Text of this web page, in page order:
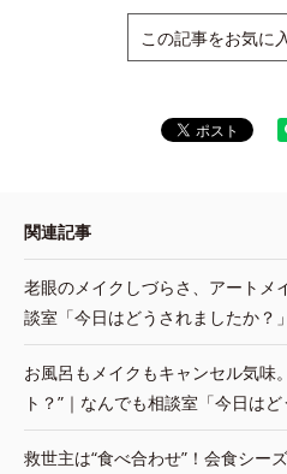
この記事をお気に
関連記事
老眼のメイクしづらさ、アートメ
談室「今日はどうされましたか？
お風呂もメイクもキャンセル気味
ト？”｜なんでも相談室「今日は
救世主は“食べ合わせ”！会食シー